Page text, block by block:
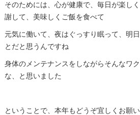
そのためには、心が健康で、毎日が楽し
謝して、美味しくご飯を食べて
元気に働いて、夜はぐっすり眠って、明
とだと思うんですね
身体のメンテナンスをしながらそんなワ
な、と思いました
ということで、本年もどうぞ宜しくお願